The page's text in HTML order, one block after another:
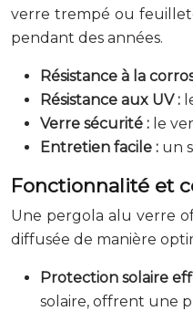
verre trempé ou
pendant des années.
Résistance à la
Résistance aux UV :
Verre sécurité : le
Entretien facile : un
Fonctionnalité et
Une pergola alu verre
diffusée de manière
Protection solaire
solaire, offrent une